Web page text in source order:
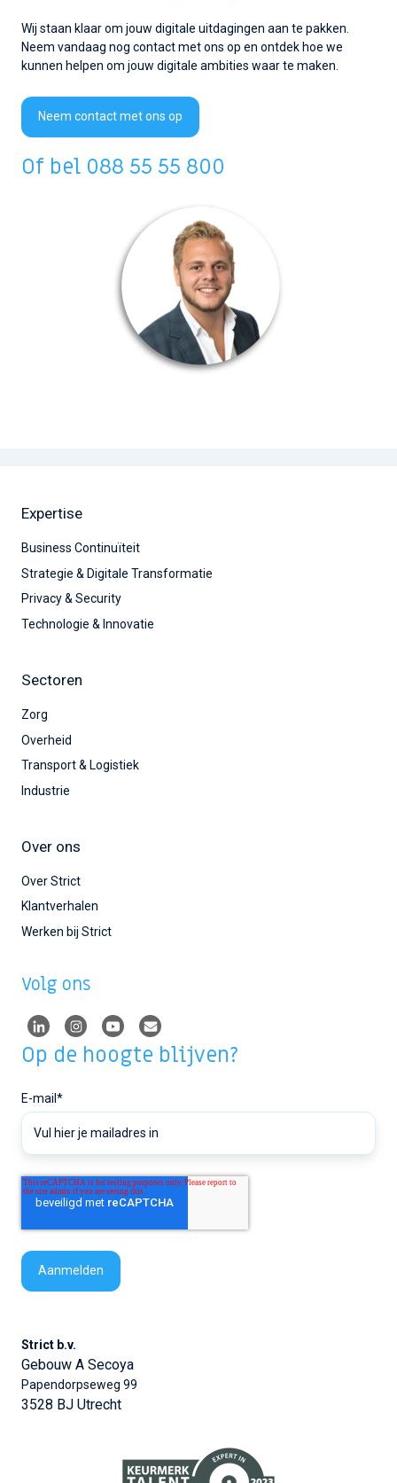
Wij staan klaar om jouw digitale uitdagingen aan te pakken.
Neem vandaag nog contact met ons op en ontdek hoe we
kunnen helpen om jouw digitale ambities waar te maken.
Neem contact met ons op
Of bel 088 55 55 800
Expertise
Business Continuïteit
Strategie & Digitale Transformatie
Privacy & Security
Technologie & Innovatie
Sectoren
Zorg
Overheid
Transport & Logistiek
Industrie
Over ons
Over Strict
Klantverhalen
Werken bij Strict
Volg ons
Op de hoogte blijven?
E-mail *
Strict b.v.
Gebouw A Secoya
Papendorpseweg 99
3528 BJ Utrecht